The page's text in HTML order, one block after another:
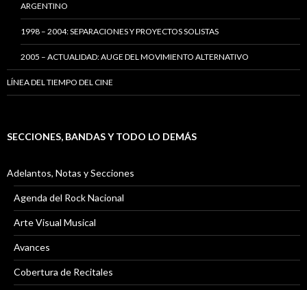
ARGENTINO
1998 – 2004: SEPARACIONES Y PROYECTOS SOLISTAS
2005 – ACTUALIDAD: AUGE DEL MOVIMIENTO ALTERNATIVO
LÍNEA DEL TIEMPO DEL CINE
SECCIONES, BANDAS Y TODO LO DEMÁS
Adelantos, Notas y Secciones
Agenda del Rock Nacional
Arte Visual Musical
Avances
Cobertura de Recitales